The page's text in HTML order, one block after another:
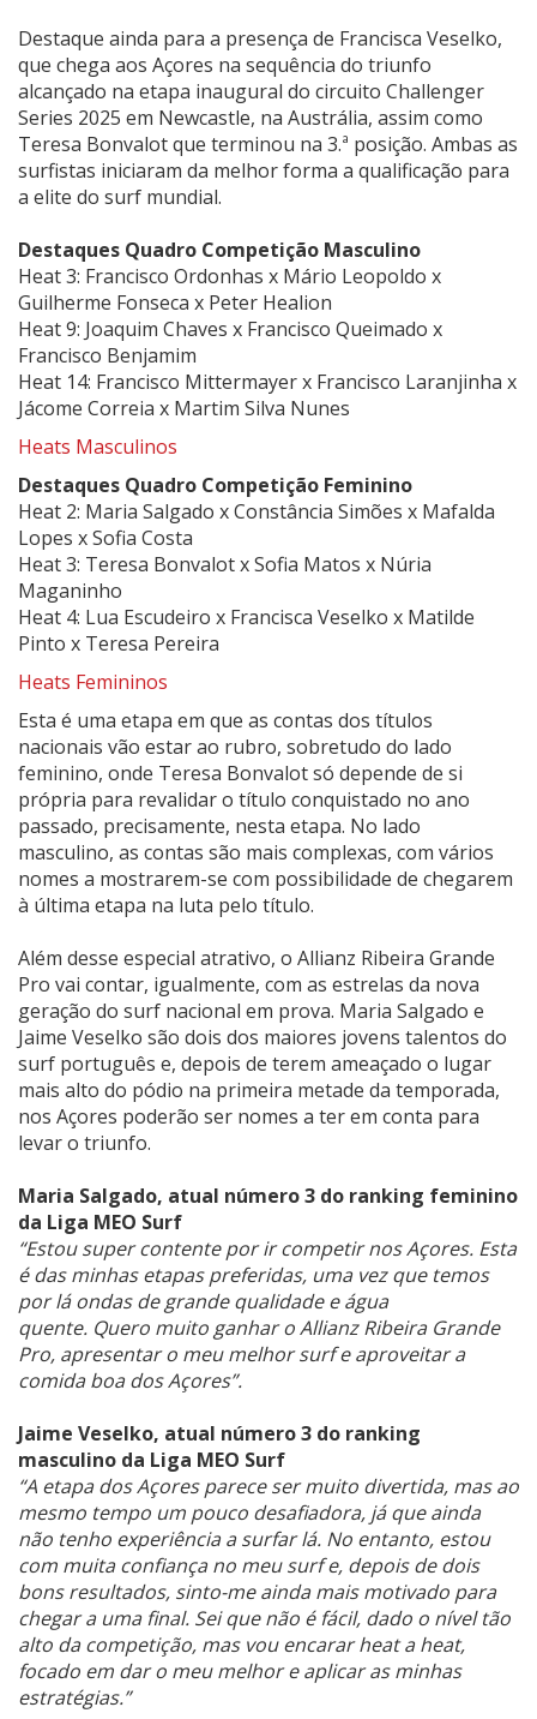
Destaque ainda para a presença de Francisca Veselko,
que chega aos Açores na sequência do triunfo
alcançado na etapa inaugural do circuito Challenger
Series 2025 em Newcastle, na Austrália, assim como
Teresa Bonvalot que terminou na 3.ª posição. Ambas as
surfistas iniciaram da melhor forma a qualificação para
a elite do surf mundial.
Destaques Quadro Competição Masculino
Heat 3: Francisco Ordonhas x Mário Leopoldo x
Guilherme Fonseca x Peter Healion
Heat 9: Joaquim Chaves x Francisco Queimado x
Francisco Benjamim
Heat 14: Francisco Mittermayer x Francisco Laranjinha x
Jácome Correia x Martim Silva Nunes
Heats Masculinos
Destaques Quadro Competição Feminino
Heat 2: Maria Salgado x Constância Simões x Mafalda
Lopes x Sofia Costa
Heat 3: Teresa Bonvalot x Sofia Matos x Núria
Maganinho
Heat 4: Lua Escudeiro x Francisca Veselko x Matilde
Pinto x Teresa Pereira
Heats Femininos
Esta é uma etapa em que as contas dos títulos
nacionais vão estar ao rubro, sobretudo do lado
feminino, onde Teresa Bonvalot só depende de si
própria para revalidar o título conquistado no ano
passado, precisamente, nesta etapa. No lado
masculino, as contas são mais complexas, com vários
nomes a mostrarem-se com possibilidade de chegarem
à última etapa na luta pelo título.
Além desse especial atrativo, o Allianz Ribeira Grande
Pro vai contar, igualmente, com as estrelas da nova
geração do surf nacional em prova. Maria Salgado e
Jaime Veselko são dois dos maiores jovens talentos do
surf português e, depois de terem ameaçado o lugar
mais alto do pódio na primeira metade da temporada,
nos Açores poderão ser nomes a ter em conta para
levar o triunfo.
Maria Salgado, atual número 3 do ranking feminino
da Liga MEO Surf
“Estou super contente por ir competir nos Açores. Esta
é das minhas etapas preferidas, uma vez que temos
por lá ondas de grande qualidade e água
quente. Quero muito ganhar o Allianz Ribeira Grande
Pro, apresentar o meu melhor surf e aproveitar a
comida boa dos Açores”.
Jaime Veselko, atual número 3 do ranking
masculino da Liga MEO Surf
“A etapa dos Açores parece ser muito divertida, mas ao
mesmo tempo um pouco desafiadora, já que ainda
não tenho experiência a surfar lá. No entanto, estou
com muita confiança no meu surf e, depois de dois
bons resultados, sinto-me ainda mais motivado para
chegar a uma final. Sei que não é fácil, dado o nível tão
alto da competição, mas vou encarar heat a heat,
focado em dar o meu melhor e aplicar as minhas
estratégias.”